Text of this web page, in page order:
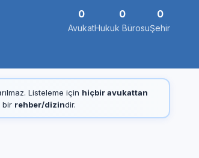
0
Avukat
0
Hukuk Bürosu
0
Şehir
Listeleme için hiçbir avukattan
bir rehber/dizindir.